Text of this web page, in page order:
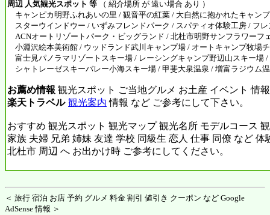
周辺 人気観光スポット 等 （ 紹介場所 が 遠い場合 あり ）
キャンピカ明野ふれあいの里 / 観音平の紅葉 / 大自然に抱かれたキャン
スターウインドウー / いずみフレンドパーク / スパティオ体験工房 / フ
ACNオートリゾートパーク・ビッグランド / 北杜市明野サンフラワーフ
小淵沢絵本美術館 / ウッドランド武川キャンプ場 / オートキャンプ牧場
富士見パノラマリゾートスキー場 / レーシングキャンプ野辺山スキー場 /
シャトレーゼスキーバレー小海スキー場 / 甲斐大泉温泉 / 増富ラジウム
お薦め情報 観光スポット ご当地グルメ お土産 イベント 情
楽天トラベル 観光案内 情報 など ご参考にして下さい。
おすすめ 観光スポット 観光マップ 観光名所 モデルコース
家族 夫婦 兄弟 姉妹 友達 学校 同級生 恋人 仕事 同僚 など 体
北杜市 周辺 へ お出かけ時 ご参考にしてください。
＜ 旅行 宿泊 お店 予約 グルメ 料金 割引 値引き クーポン など Google
AdSense 情報 ＞